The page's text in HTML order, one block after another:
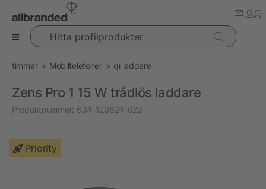
Hitta profilprodukter
timmar Mobiltelefoner qi laddare
Zens Pro 1 15 W trådlös laddare
Produktnummer: 634-120824-023
Priority